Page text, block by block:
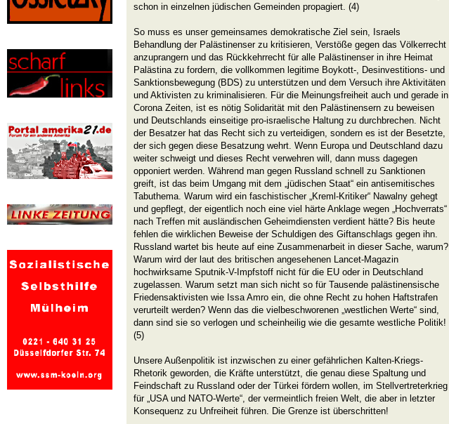
schon in einzelnen jüdischen Gemeinden propagiert. (4)
So muss es unser gemeinsames demokratische Ziel sein, Israels
Behandlung der Palästinenser zu kritisieren, Verstöße gegen das Völkerrecht
anzuprangern und das Rückkehrrecht für alle Palästinenser in ihre Heimat
Palästina zu fordern, die vollkommen legitime Boykott-, Desinvestitions- und
Sanktionsbewegung (BDS) zu unterstützen und dem Versuch ihre Aktivitäten
und Aktivisten zu kriminalisieren. Für die Meinungsfreiheit auch und gerade in
Corona Zeiten, ist es nötig Solidarität mit den Palästinensern zu beweisen
und Deutschlands einseitige pro-israelische Haltung zu durchbrechen. Nicht
der Besatzer hat das Recht sich zu verteidigen, sondern es ist der Besetzte,
der sich gegen diese Besatzung wehrt. Wenn Europa und Deutschland dazu
weiter schweigt und dieses Recht verwehren will, dann muss dagegen
opponiert werden. Während man gegen Russland schnell zu Sanktionen
greift, ist das beim Umgang mit dem „jüdischen Staat“ ein antisemitisches
Tabuthema. Warum wird ein faschistischer „Kreml-Kritiker“ Nawalny gehegt
und gepflegt, der eigentlich noch eine viel härte Anklage wegen „Hochverrats“
nach Treffen mit ausländischen Geheimdiensten verdient hätte? Bis heute
fehlen die wirklichen Beweise der Schuldigen des Giftanschlags gegen ihn.
Russland wartet bis heute auf eine Zusammenarbeit in dieser Sache, warum?
Warum wird der laut des britischen angesehenen Lancet-Magazin
hochwirksame Sputnik-V-Impfstoff nicht für die EU oder in Deutschland
zugelassen. Warum setzt man sich nicht so für Tausende palästinensische
Friedensaktivisten wie Issa Amro ein, die ohne Recht zu hohen Haftstrafen
verurteilt werden? Wenn das die vielbeschworenen „westlichen Werte“ sind,
dann sind sie so verlogen und scheinheilig wie die gesamte westliche Politik!
(5)
Unsere Außenpolitik ist inzwischen zu einer gefährlichen Kalten-Kriegs-
Rhetorik geworden, die Kräfte unterstützt, die genau diese Spaltung und
Feindschaft zu Russland oder der Türkei fördern wollen, im Stellvertreterkrieg
für „USA und NATO-Werte“, der vermeintlich freien Welt, die aber in letzter
Konsequenz zu Unfreiheit führen. Die Grenze ist überschritten!